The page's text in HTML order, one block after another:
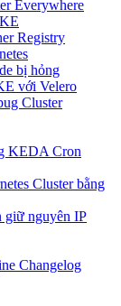
Everywhere
Registry
bị hỏng
với Velero
Cluster
KEDA Cron
Cluster bằng
giữ nguyên IP
Changelog